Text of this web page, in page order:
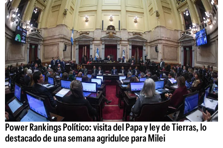
Power Rankings Político: visita del Papa y ley de Tierras, lo
destacado de una semana agridulce para Milei